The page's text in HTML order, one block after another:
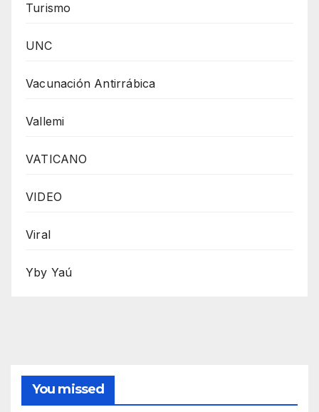
Turismo
UNC
Vacunación Antirrábica
Vallemi
VATICANO
VIDEO
Viral
Yby Yaú
You missed